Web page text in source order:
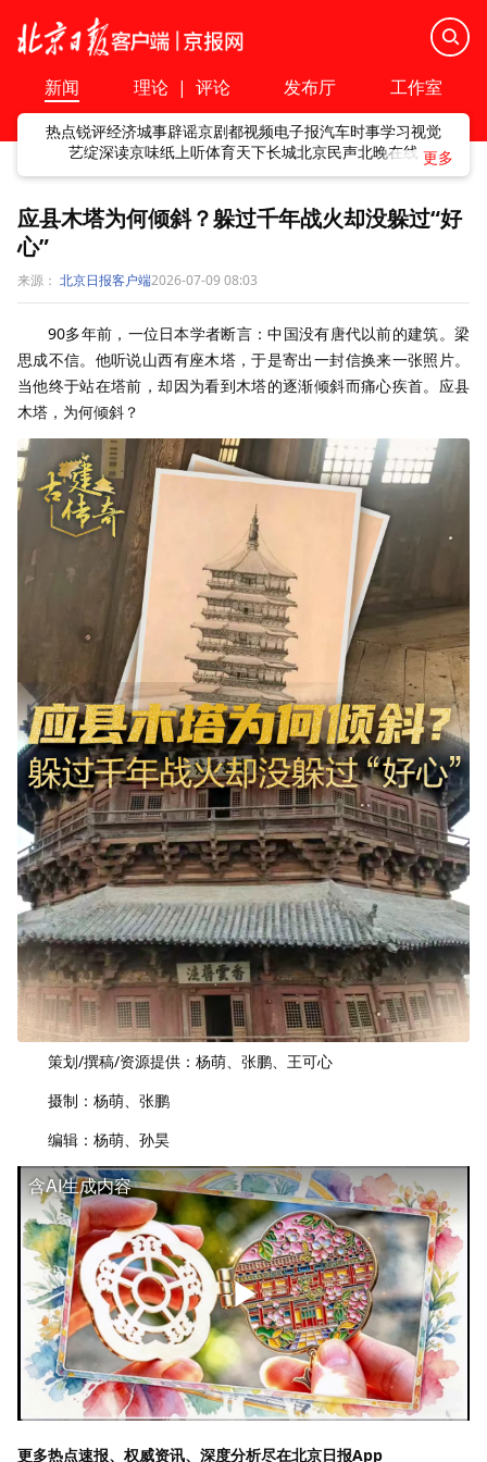
新闻 理论 | 评论 发布厅 工作室
热点锐评经济城事辟谣京剧都视频电子报汽车时事学习视觉
艺绽深读京味纸上听体育天下长城北京民声北晚在线
应县木塔为何倾斜？躲过千年战火却没躲过“好
心”
来源： 北京日报客户端2026-07-09 08:03
90多年前，一位日本学者断言：中国没有唐代以前的建筑。梁
思成不信。他听说山西有座木塔，于是寄出一封信换来一张照片。
当他终于站在塔前，却因为看到木塔的逐渐倾斜而痛心疾首。应县
木塔，为何倾斜？
策划/撰稿/资源提供：杨萌、张鹏、王可心
摄制：杨萌、张鹏
编辑：杨萌、孙昊
含AI生成内容
更多热点速报、权威资讯、深度分析尽在北京日报App